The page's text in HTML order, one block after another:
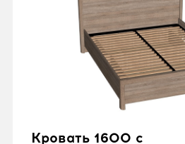
Кровать 1600 с